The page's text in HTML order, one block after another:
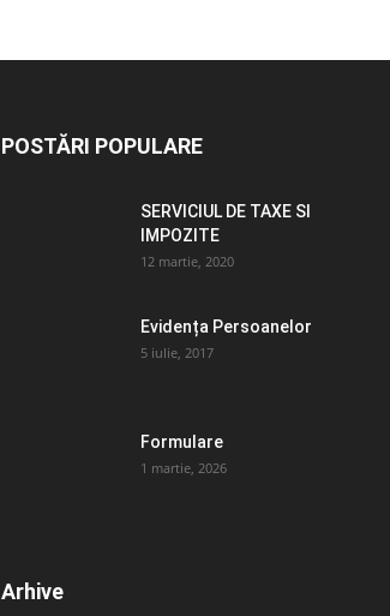
POSTĂRI POPULARE
SERVICIUL DE TAXE SI
IMPOZITE
12 martie, 2020
Evidența Persoanelor
5 iulie, 2017
Formulare
1 martie, 2026
Arhive